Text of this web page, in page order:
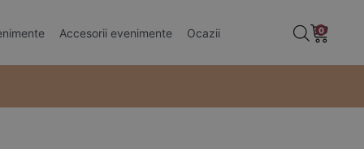
Accesorii evenimente Ocazii 0